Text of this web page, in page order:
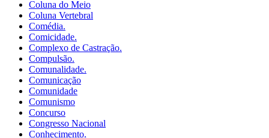
Coluna do Meio
Coluna Vertebral
Comédia.
Comicidade.
Complexo de Castração.
Compulsão.
Comunalidade.
Comunicação
Comunidade
Comunismo
Concurso
Congresso Nacional
Conhecimento.